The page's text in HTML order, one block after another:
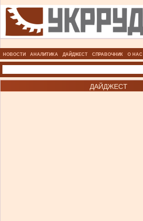
НОВОСТИ АНАЛИТИКА ДАЙДЖЕСТ СПРАВОЧНИК О НАС
ДАЙДЖЕСТ